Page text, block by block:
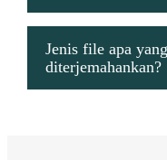
Jenis file apa
diterjemahankan?